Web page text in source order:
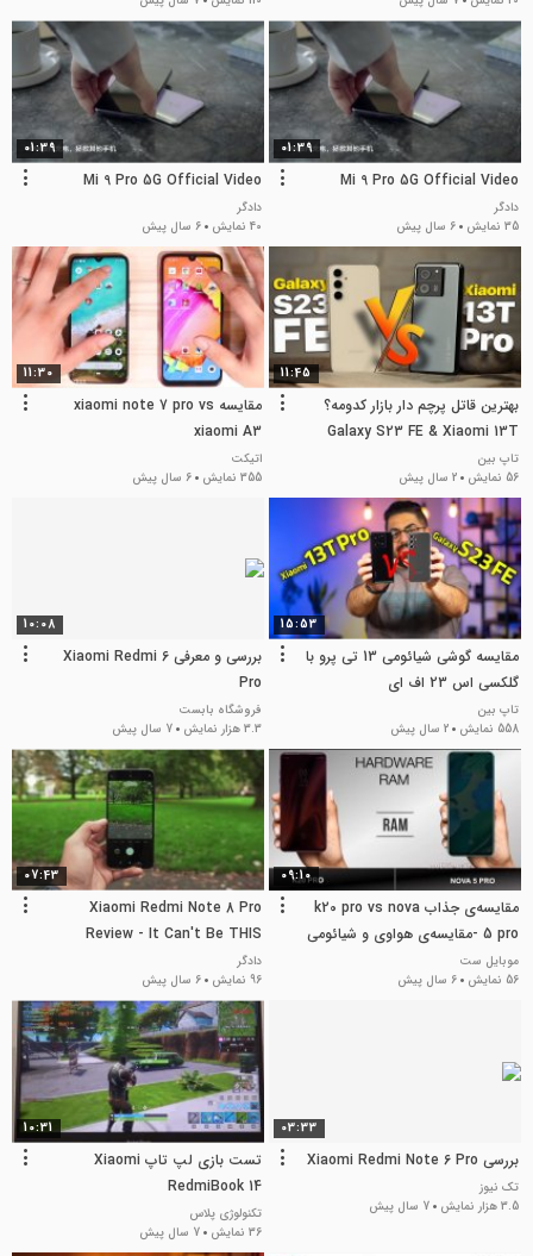
01:39
Mi 9 Pro 5G Official Video
دادگر
35 نمایش
6 سال پیش
01:39
Mi 9 Pro 5G Official Video
دادگر
40 نمایش
6 سال پیش
11:45
بهترین قاتل پرچم‌ دار بازار کدومه؟
Galaxy S23 FE & Xiaomi 13T
Pro
تاپ بین
56 نمایش
2 سال پیش
11:30
مقایسه xiaomi note 7 pro vs
xiaomi A3
اتیکت
355 نمایش
6 سال پیش
15:53
مقایسه گوشی شیائومی 13 تی پرو با
گلکسی اس 23 اف ای
تاپ بین
558 نمایش
2 سال پیش
10:08
بررسی و معرفی Xiaomi Redmi 6
Pro
فروشگاه بابست
3.3 هزار نمایش
7 سال پیش
09:10
مقایسه‌ی جذاب k20 pro vs nova
5 pro -مقایسه‌ی هواوی و شیائومی
موبایل ست
56 نمایش
6 سال پیش
07:43
Xiaomi Redmi Note 8 Pro
Review - It Can't Be THIS
Good!
دادگر
96 نمایش
6 سال پیش
03:33
بررسی Xiaomi Redmi Note 6 Pro
تک نیوز
3.5 هزار نمایش
7 سال پیش
10:31
تست بازی لپ تاپ Xiaomi
RedmiBook 14
تکنولوژی پلاس
36 نمایش
7 سال پیش